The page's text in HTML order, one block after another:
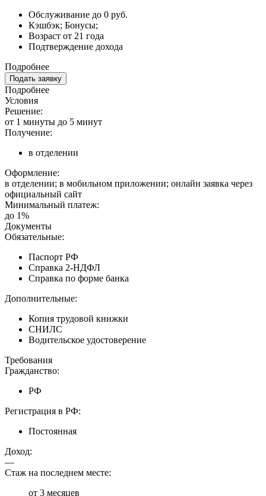
Обслуживание до 0 руб.
Кэшбэк; Бонусы;
Возраст от 21 года
Подтверждение дохода
Подробнее
Подать заявку
Подробнее
Условия
Решение:
от 1 минуты до 5 минут
Получение:
в отделении
Оформление:
в отделении; в мобильном приложении; онлайн заявка через
официальный сайт
Минимальный платеж:
до 1%
Документы
Обязательные:
Паспорт РФ
Справка 2-НДФЛ
Справка по форме банка
Дополнительные:
Копия трудовой книжки
СНИЛС
Водительское удостоверение
Требования
Гражданство:
РФ
Регистрация в РФ:
Постоянная
Доход:
—
Стаж на последнем месте:
от 3 месяцев